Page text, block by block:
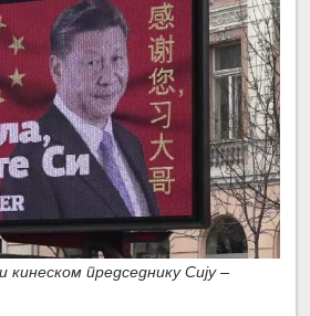
кинеском председнику Сију –